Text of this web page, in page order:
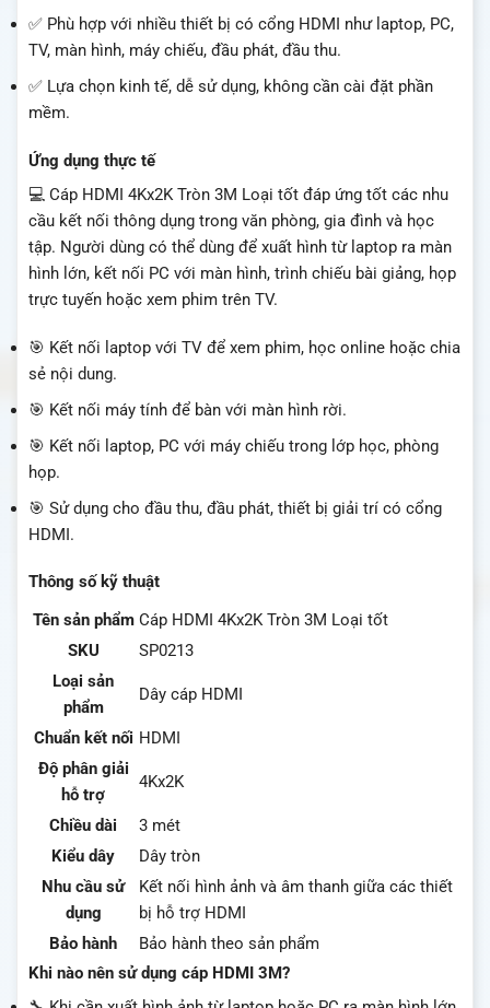
✅ Phù hợp với nhiều thiết bị có cổng HDMI như laptop, PC,
TV, màn hình, máy chiếu, đầu phát, đầu thu.
✅ Lựa chọn kinh tế, dễ sử dụng, không cần cài đặt phần
mềm.
Ứng dụng thực tế
💻 Cáp HDMI 4Kx2K Tròn 3M Loại tốt đáp ứng tốt các nhu
cầu kết nối thông dụng trong văn phòng, gia đình và học
tập. Người dùng có thể dùng để xuất hình từ laptop ra màn
hình lớn, kết nối PC với màn hình, trình chiếu bài giảng, họp
trực tuyến hoặc xem phim trên TV.
🎯 Kết nối laptop với TV để xem phim, học online hoặc chia
sẻ nội dung.
🎯 Kết nối máy tính để bàn với màn hình rời.
🎯 Kết nối laptop, PC với máy chiếu trong lớp học, phòng
họp.
🎯 Sử dụng cho đầu thu, đầu phát, thiết bị giải trí có cổng
HDMI.
Thông số kỹ thuật
Tên sản phẩm Cáp HDMI 4Kx2K Tròn 3M Loại tốt
SKU
SP0213
Loại sản
phẩm
Dây cáp HDMI
Chuẩn kết nối HDMI
Độ phân giải
hỗ trợ
4Kx2K
Chiều dài
3 mét
Kiểu dây
Dây tròn
Nhu cầu sử
dụng
Kết nối hình ảnh và âm thanh giữa các thiết
bị hỗ trợ HDMI
Bảo hành
Bảo hành theo sản phẩm
Khi nào nên sử dụng cáp HDMI 3M?